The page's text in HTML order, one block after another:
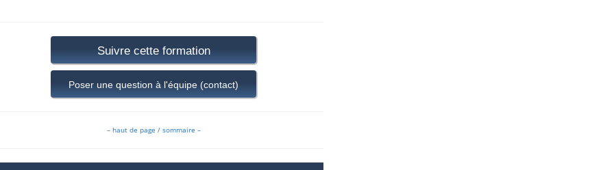
Suivre cette formation
Poser une question à l'équipe (contact)
– haut de page / sommaire –